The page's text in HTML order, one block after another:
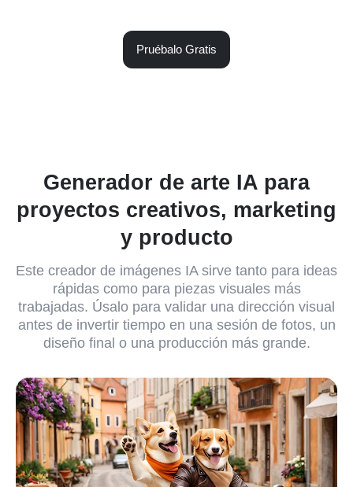
Pruébalo Gratis
Generador de arte IA para
proyectos creativos, marketing
y producto
Este creador de imágenes IA sirve tanto para ideas
rápidas como para piezas visuales más
trabajadas. Úsalo para validar una dirección visual
antes de invertir tiempo en una sesión de fotos, un
diseño final o una producción más grande.